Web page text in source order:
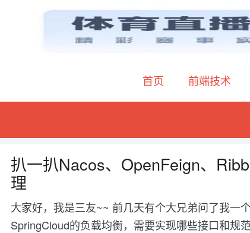
首页 前端技术
扒一扒Nacos、OpenFeign、
理
大家好，我是三友~~ 前几天有个大兄弟问了我一
SpringCloud的负载均衡，需要实现哪些接口和规